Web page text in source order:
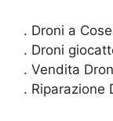
. Droni a
. Droni
. Vendita
. Riparazione